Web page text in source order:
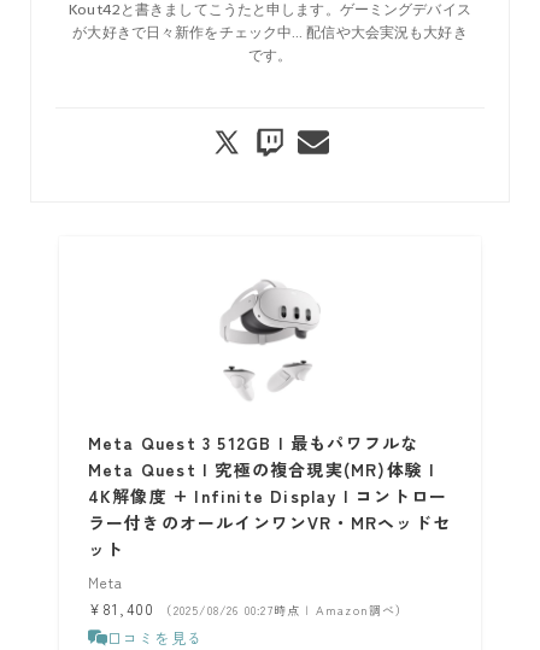
Kout42と書きましてこうたと申します。ゲーミングデバイス
が大好きで日々新作をチェック中… 配信や大会実況も大好き
です。
Meta Quest 3 512GB | 最もパワフルな
Meta Quest | 究極の複合現実(MR)体験 |
4K解像度 + Infinite Display | コントロー
ラー付きのオールインワンVR・MRヘッドセ
ット
Meta
¥81,400
（2025/08/26 00:27時点 | Amazon調べ）
口コミを見る